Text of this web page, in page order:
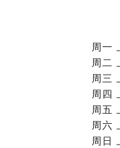
周一
周二
周三
周四
周五
周六
周日